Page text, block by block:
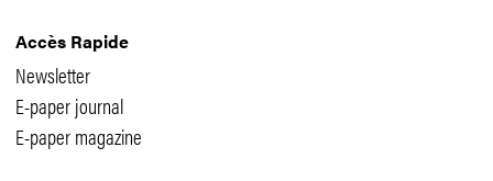
Accès Rapide
Newsletter
E-paper journal
E-paper magazine